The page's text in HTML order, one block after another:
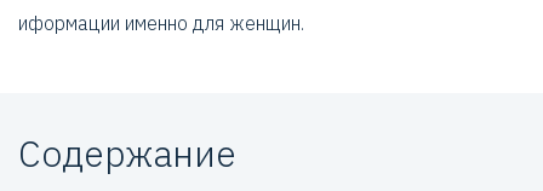
иформации именно для женщин.
Содержание